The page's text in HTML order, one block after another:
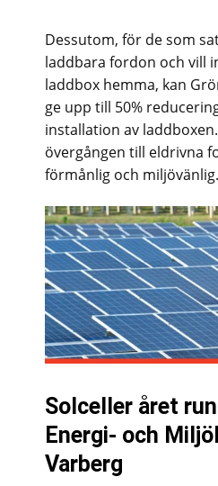
Dessutom, för de som
laddbara fordon och vill
laddbox hemma, kan
ge upp till 50%
installation av
övergången till eldrivna
förmånlig och miljövänlig.
Solceller året
Energi- och
Varberg